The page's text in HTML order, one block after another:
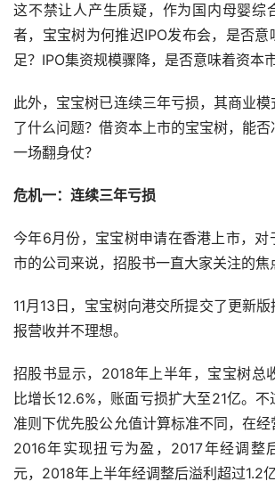
这不禁让人产生质疑，作为国内母婴综
者，宝宝树为何推迟IPO发布会，是否
足？IPO集资规模骤降，是否意味着资本
此外，宝宝树已连续三年亏损，其商业
了什么问题？借资本上市的宝宝树，能
一场翻身仗？
危机一：连续三年亏损
今年6月份，宝宝树申请在香港上市，对
市的公司来说，招股书一直大家关注的焦
11月13日，宝宝树向港交所提交了更新
报营收并不理想。
招股书显示，2018年上半年，宝宝树总
比增长12.6%，账面亏损扩大至21亿。
准则下优先股公允值计算标准不同，在
2016年实现扭亏为盈，2017年经调整
元，2018年上半年经调整后溢利超过1.2亿